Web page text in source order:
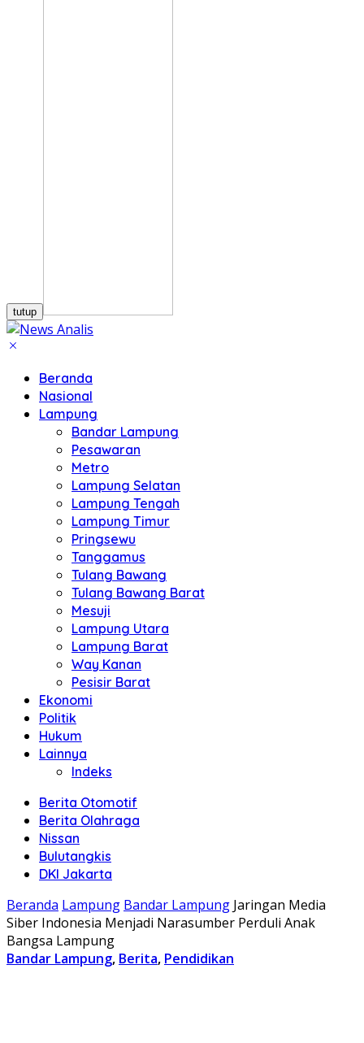
tutup
Beranda
Nasional
Lampung
Bandar Lampung
Pesawaran
Metro
Lampung Selatan
Lampung Tengah
Lampung Timur
Pringsewu
Tanggamus
Tulang Bawang
Tulang Bawang Barat
Mesuji
Lampung Utara
Lampung Barat
Way Kanan
Pesisir Barat
Ekonomi
Politik
Hukum
Lainnya
Indeks
Berita Otomotif
Berita Olahraga
Nissan
Bulutangkis
DKI Jakarta
Beranda Lampung Bandar Lampung Jaringan Media
Siber Indonesia Menjadi Narasumber Perduli Anak
Bangsa Lampung
Bandar Lampung, Berita, Pendidikan